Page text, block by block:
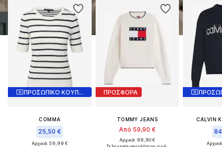
ΠΡΟΣΩΠΙΚΟ ΚΟΥΠΟΝΙ
COMMA
25,50 €
Αρχικά: 59,99 €
ΠΡΟΣΦΟΡΑ
TOMMY JEANS
Από 59,90 €
Αρχικά: 99,90 €
CALVIN